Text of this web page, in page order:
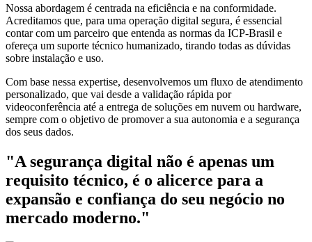
Nossa abordagem é centrada na eficiência e na conformidade.
Acreditamos que, para uma operação digital segura, é essencial
contar com um parceiro que entenda as normas da ICP-Brasil e
ofereça um suporte técnico humanizado, tirando todas as dúvidas
sobre instalação e uso.
Com base nessa expertise, desenvolvemos um fluxo de atendimento
personalizado, que vai desde a validação rápida por
videoconferência até a entrega de soluções em nuvem ou hardware,
sempre com o objetivo de promover a sua autonomia e a segurança
dos seus dados.
"A segurança digital não é apenas um
requisito técnico, é o alicerce para a
expansão e confiança do seu negócio no
mercado moderno."